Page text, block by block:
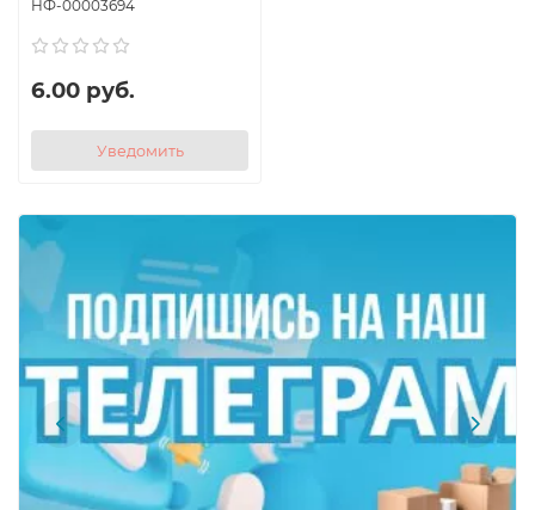
НФ-00003694
6.00 руб.
Уведомить